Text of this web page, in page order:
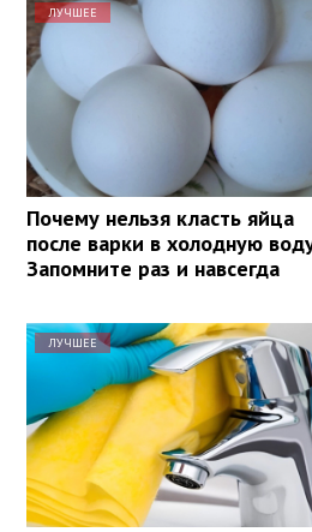
ЛУЧШЕЕ
Почему нельзя класть яйца
после варки в холодную
Запомните раз и навсегда
ЛУЧШЕЕ